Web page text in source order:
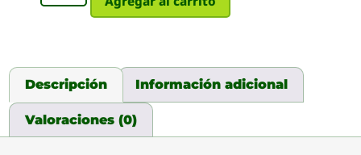
Descripción Información adicional
Valoraciones (0)